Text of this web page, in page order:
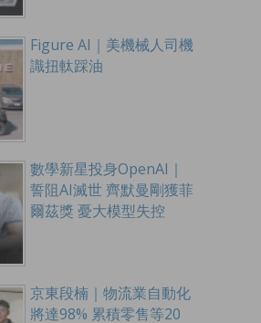
Figure AI｜美機械人司機
識扭軚踩油
數學新星投身OpenAI｜
誓阻AI滅世 齊默曼剛獲菲
爾茲獎 憂大模型失控
京東段楠｜物流業自動化
將達98% 累積零售等20